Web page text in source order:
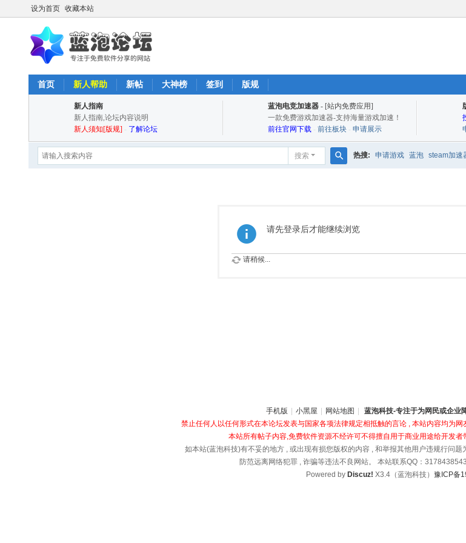
设为首页 收藏本站
首页 新人帮助 新帖 大神榜 签到 版规
新人指南
新人指南,论坛内容说明
新人须知[版规] - 了解论坛
蓝泡电竞加速器 - [站内免费应用]
一款免费游戏加速器-支持海量游戏加速！
前往官网下载 - 前往板块 - 申请展示
搜索 热搜: 申请游戏 蓝泡 steam加速
请先登录后才能继续浏览
请稍候...
手机版 小黑屋 网站地图
蓝泡科技-专注于为网民或企业
禁止任何人以任何形式在本论坛发表与国家各项法律规定相抵触的言论 , 本站内容均为网
本站所有帖子内容,免费软件资源不经许可不得擅自用于商业用途给开发者
如本站(蓝泡科技)有不妥的地方 , 或出现有损您版权的内容 , 和举报其他用户违规行问
防范远离网络犯罪 , 诈骗等违法不良网站。 本站联系QQ：
Powered by Discuz! X3.4（蓝泡科技） 豫ICP备